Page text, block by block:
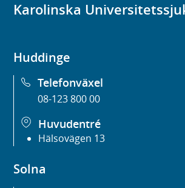
Karolinska
Huddinge
Telefonväxel
08-123 800 00
Huvudentré
Hälsovägen 13
Solna